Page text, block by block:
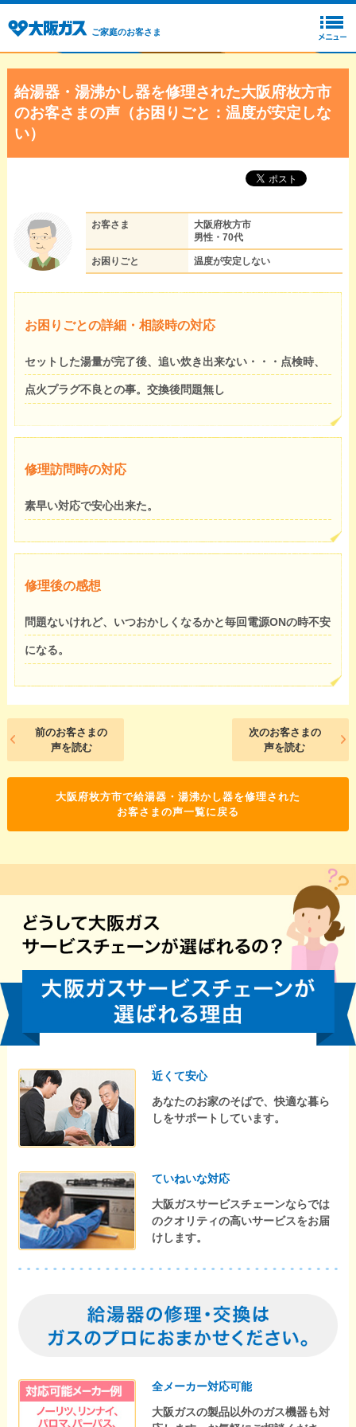
ご家庭のお客さま
給湯器・湯沸かし器を修理された大阪府枚方市
のお客さまの声（お困りごと：温度が安定しな
い）
お客さま
大阪府枚方市
男性・70代
お困りごと 温度が安定しない
お困りごとの詳細・相談時の対応
セットした湯量が完了後、追い炊き出来ない・・・点検時、
点火プラグ不良との事。交換後問題無し
修理訪問時の対応
素早い対応で安心出来た。
修理後の感想
問題ないけれど、いつおかしくなるかと毎回電源ONの時不安
になる。
前のお客さまの
声を読む
次のお客さまの
声を読む
大阪府枚方市で給湯器・湯沸かし器を修理された
お客さまの声一覧に戻る
近くて安心
あなたのお家のそばで、快適な暮ら
しをサポートしています。
ていねいな対応
大阪ガスサービスチェーンならでは
のクオリティの高いサービスをお届
けします。
全メーカー対応可能
大阪ガスの製品以外のガス機器も対